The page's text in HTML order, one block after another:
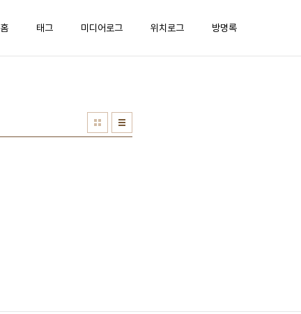
홈 태그 미디어로그 위치로그 방명록